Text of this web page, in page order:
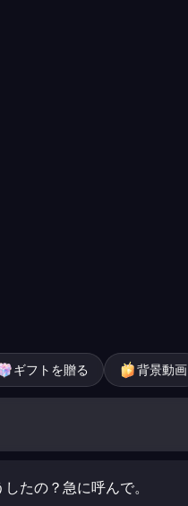
ギフトを贈る 背景動画
たの？急に呼んで。